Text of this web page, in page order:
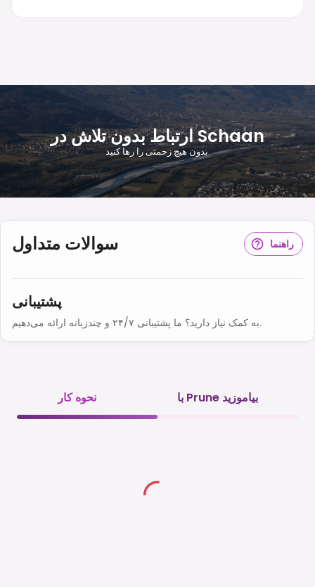
ارتباط بدون تلاش در Schaan
بدون هیچ زحمتی را رها کنید.
سوالات متداول راهنما
پشتیبانی
به کمک نیاز دارید؟ ما پشتیبانی ۲۴/۷ و چندزبانه ارائه می‌دهیم.
نحوه کار با Prune بیاموزید